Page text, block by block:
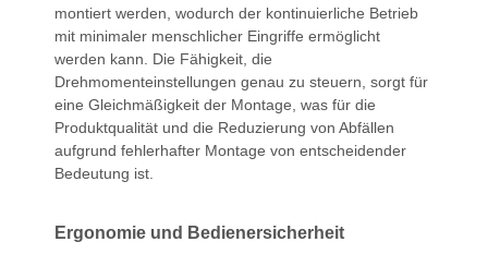
montiert werden, wodurch der kontinuierliche Betrieb
mit minimaler menschlicher Eingriffe ermöglicht
werden kann. Die Fähigkeit, die
Drehmomenteinstellungen genau zu steuern, sorgt für
eine Gleichmäßigkeit der Montage, was für die
Produktqualität und die Reduzierung von Abfällen
aufgrund fehlerhafter Montage von entscheidender
Bedeutung ist.
Ergonomie und Bedienersicherheit